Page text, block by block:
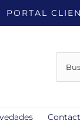
PORTAL